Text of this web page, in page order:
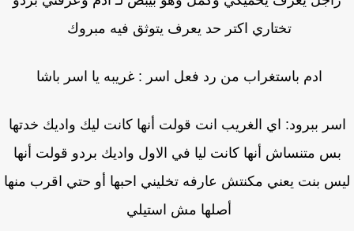
تختاري اكتر حد يعرف يتوثق فيه مبروك
ادم باستغراب من رد فعل اسر : غريبه يا اسر باشا
ببرود: اي الغريب انت قولت أنها كانت ليك واديك خدتها
متنساش أنها كانت ليا في الاول واديك بردو قولت أنها
بنت يعني مكنتش عارفه تخليني احبها أو حتي اقرب منها
أصلها مش استيلي